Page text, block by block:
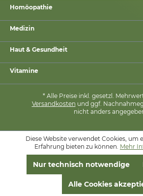
Homöopathie
Medizin
Haut & Gesundheit
Vitamine
* Alle Preise inkl. gesetzl.
Versandkosten und ggf.
nicht anders
MIT ❤ VON
Diese Website verwendet Cookies, um
Erfahrung bieten zu können. Mehr
Nur technisch notwendige
Alle Cookies